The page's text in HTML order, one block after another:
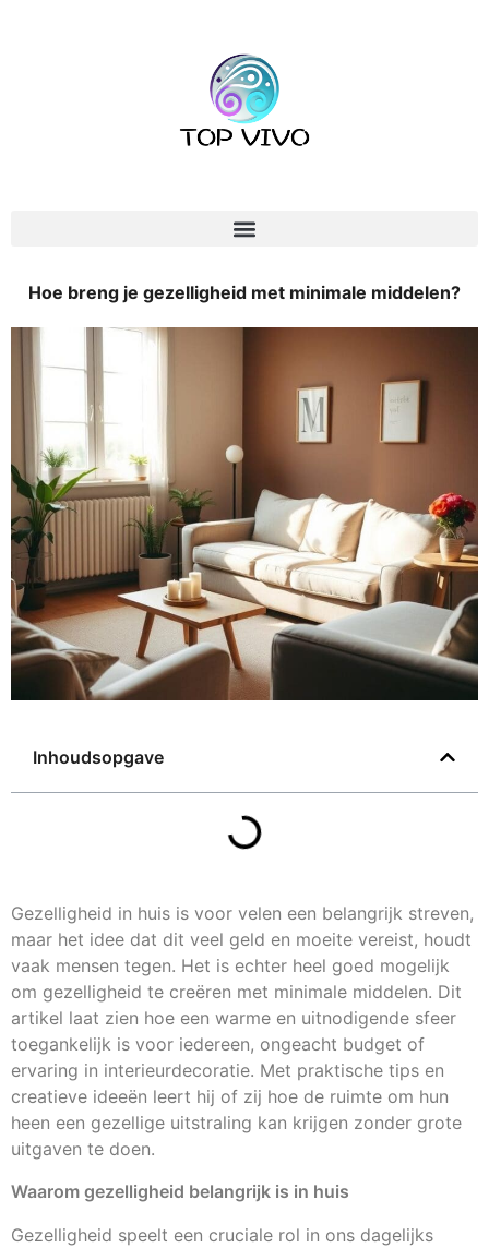
Hoe breng je gezelligheid met minimale middelen?
Inhoudsopgave
Gezelligheid in huis is voor velen een belangrijk streven,
maar het idee dat dit veel geld en moeite vereist, houdt
vaak mensen tegen. Het is echter heel goed mogelijk
om gezelligheid te creëren met minimale middelen. Dit
artikel laat zien hoe een warme en uitnodigende sfeer
toegankelijk is voor iedereen, ongeacht budget of
ervaring in interieurdecoratie. Met praktische tips en
creatieve ideeën leert hij of zij hoe de ruimte om hun
heen een gezellige uitstraling kan krijgen zonder grote
uitgaven te doen.
Waarom gezelligheid belangrijk is in huis
Gezelligheid speelt een cruciale rol in ons dagelijks